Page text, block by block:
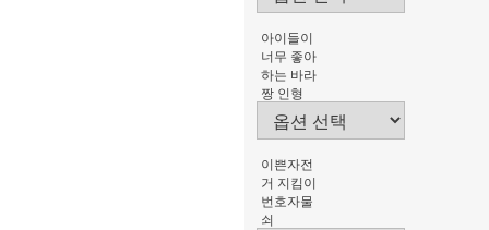
아이들이
너무 좋아
하는 바라
짱 인형
이쁜자전
거 지킴이
번호자물
쇠